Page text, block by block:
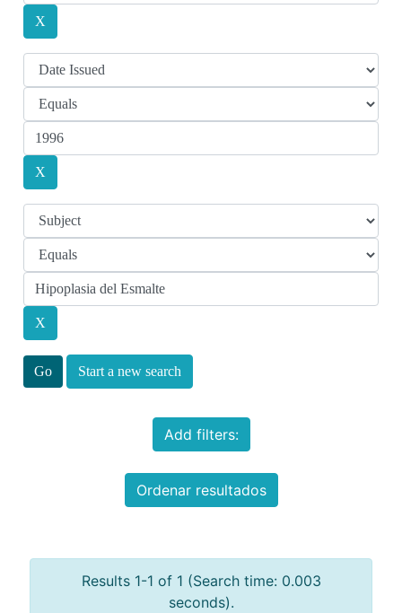
Start a new search
Add filters:
Ordenar resultados
Results 1-1 of 1 (Search time: 0.003
seconds).